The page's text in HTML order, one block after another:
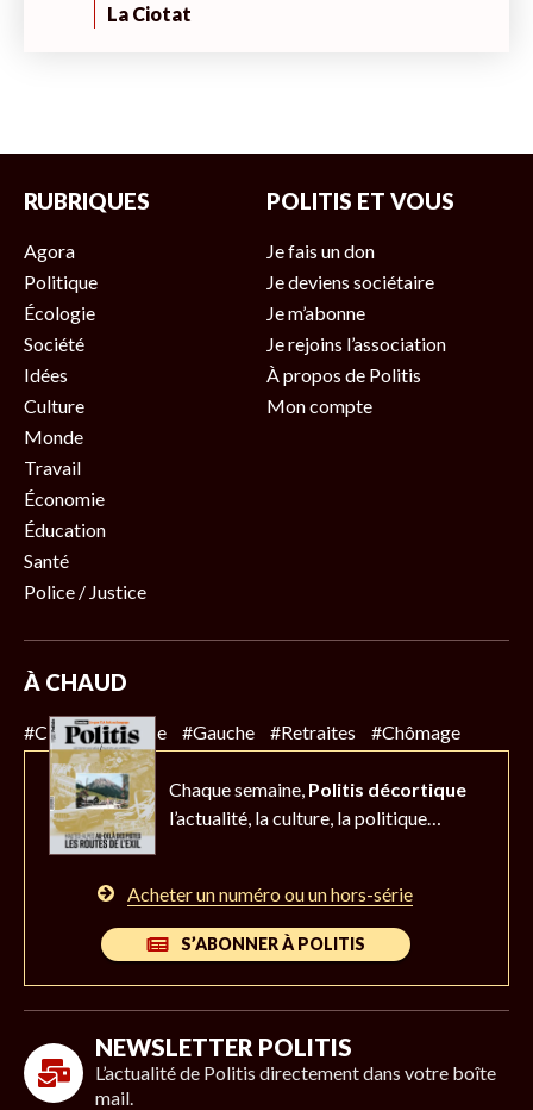
La Ciotat
RUBRIQUES
Agora
Politique
Écologie
Société
Idées
Culture
Monde
Travail
Économie
Éducation
Santé
Police / Justice
POLITIS ET VOUS
Je fais un don
Je deviens sociétaire
Je m’abonne
Je rejoins l’association
À propos de Politis
Mon compte
À CHAUD
#Climat #Police #Gauche #Retraites #Chômage
Chaque semaine, Politis décortique
l’actualité, la culture, la politique…
Acheter un numéro ou un hors-série
S’ABONNER À POLITIS
NEWSLETTER POLITIS
L’actualité de Politis directement dans votre boîte
mail.